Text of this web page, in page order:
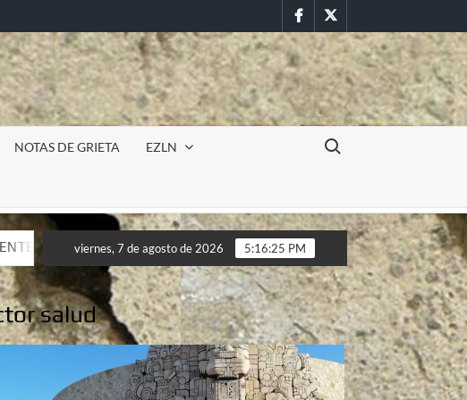
FacebookTwitter
NOTAS DE GRIETA EZLN
Buscar:
Incursión militar en la UAEM (Morelos) durante paro estudiantil
Incursión militar en la UAEM (Morelos) durante paro estudiantil
viernes, 7 de agosto de 2026 5:16:28 PM
salud